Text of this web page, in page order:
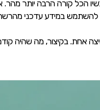
הכל קורה הרבה יותר
להשתמש במידע עדכני
אחת. בקיצור, מה שהיה